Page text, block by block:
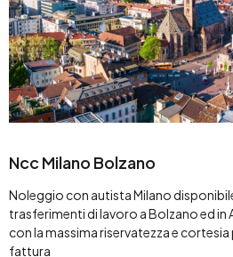
Ncc Milano Bolzano
Noleggio con autista Milano
trasferimenti di lavoro a Bolzano ed in
con la massima riservatezza e cortesia
fattura